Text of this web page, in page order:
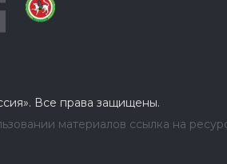
Все права защищены.
материалов ссылка на